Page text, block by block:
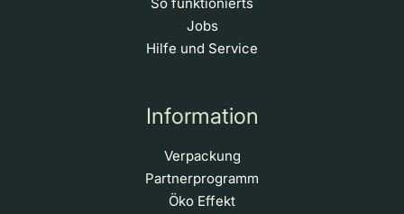
So funktionierts
Jobs
Hilfe und Service
Information
Verpackung
Partnerprogramm
Öko Effekt